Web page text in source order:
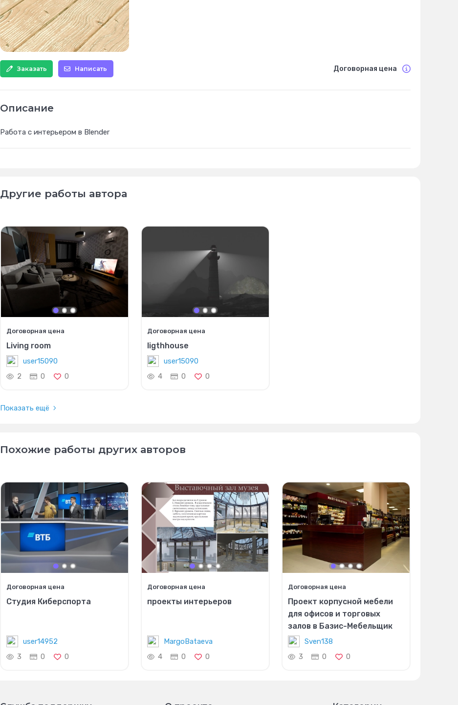
Заказать Написать Договорная цена
Описание
Работа с интерьером в Blender
Другие работы автора
Договорная цена
Living room
user15090
2
0 0
Договорная цена
ligthhouse
user15090
4
0 0
Показать ещё
Похожие работы других авторов
Договорная цена
Студия Киберспорта
user14952
3
0 0
Договорная цена
проекты интерьеров
MargoBataeva
4
0 0
Договорная цена
Проект корпусной мебели
для офисов и торговых
залов в Базис-Мебельщик
Sven138
3
0 0